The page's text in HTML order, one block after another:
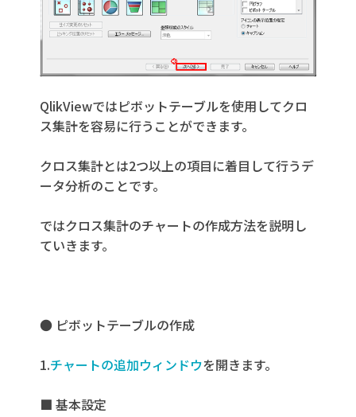
QlikViewではピボットテーブルを使用してクロ
ス集計を容易に行うことができます。
クロス集計とは2つ以上の項目に着目して行うデ
ータ分析のことです。
ではクロス集計のチャートの作成方法を説明し
ていきます。
● ピボットテーブルの作成
1.チャートの追加ウィンドウを開きます。
■ 基本設定